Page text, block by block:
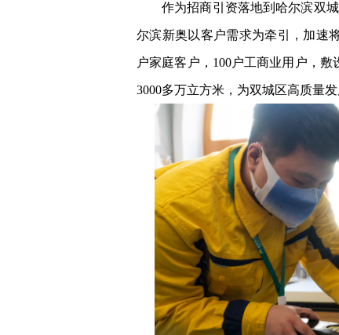
作为招商引资落地到哈尔滨双
尔滨新奥以客户需求为牵引，加速
户家庭客户，100户工商业用户，
3000多万立方米，为双城区高质量发